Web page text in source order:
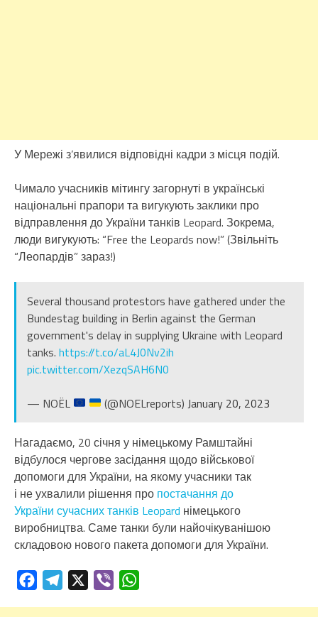
У Мережі з’явилися відповідні кадри з місця подій.
Чимало учасників мітингу загорнуті в українські
національні прапори та вигукують заклики про
відправлення до України танків Leopard. Зокрема,
люди вигукують: “Free the Leopards now!” (Звільніть
“Леопардів” зараз!)
Several thousand protestors have gathered under the
Bundestag building in Berlin against the German
government's delay in supplying Ukraine with Leopard
tanks. https://t.co/aL4J0Nv2ih
pic.twitter.com/XezqSAH6N0
— NOËL
(@NOELreports)January 20, 2023
Нагадаємо, 20 січня у німецькому Рамштайні
відбулося чергове засідання щодо військової
допомоги для України, на якому учасники так
і не ухвалили рішення про постачання до
України сучасних танків Leopard німецького
виробництва. Саме танки були найочікуванішою
складовою нового пакета допомоги для України.
FacebookTelegram Viber